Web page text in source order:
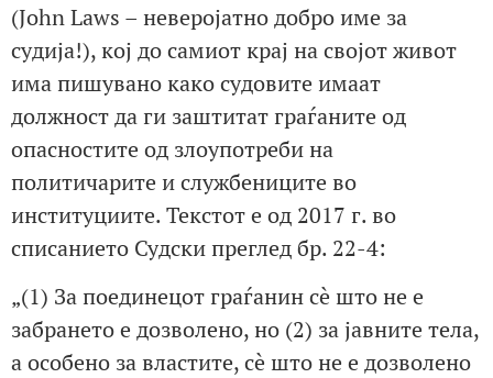
(John Laws – неверојатно добро име за
судија!), кој до самиот крај на својот живот
има пишувано како судовите имаат
должност да ги заштитат граѓаните од
опасностите од злоупотреби на
политичарите и службениците во
институциите. Текстот е од 2017 г. во
списанието Судски преглед бр. 22-4:
„(1) За поединецот граѓанин сè што не е
забрането е дозволено, но (2) за јавните тела,
а особено за властите, сè што не е дозволено